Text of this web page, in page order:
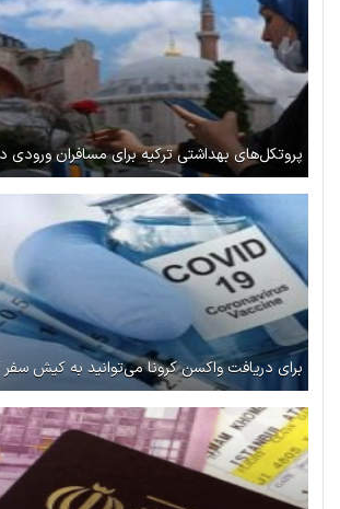
پروتکل‌های بهداشتی ترکیه برای مسافران ورودی
برای دریافت واکسن کرونا می‌توانید به کیش سفر